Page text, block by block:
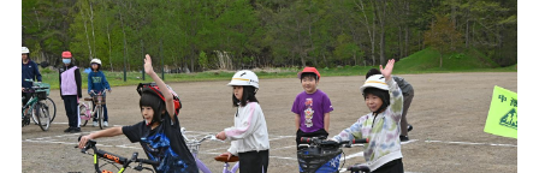
リセット
language
閉じる